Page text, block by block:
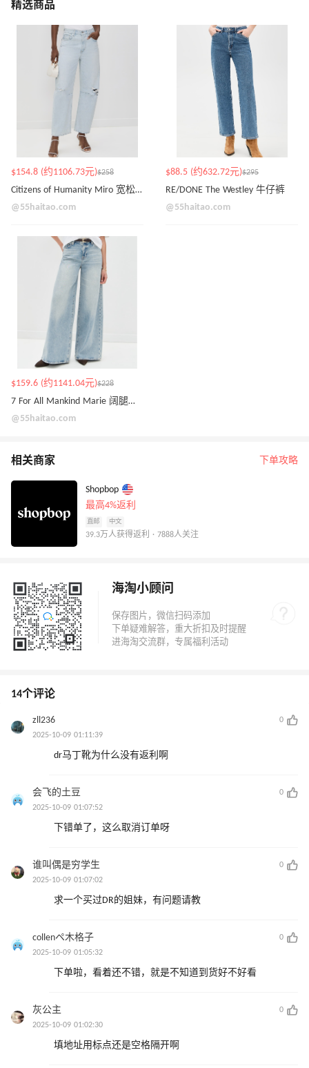
精选商品
$154.8 (约1106.73元)$258
Citizens of Humanity Miro 宽松牛仔裤
@55haitao.com
$88.5 (约632.72元)$295
RE/DONE The Westley 牛仔裤
@55haitao.com
$159.6 (约1141.04元)$228
7 For All Mankind Marie 阔腿牛仔裤
@55haitao.com
相关商家 下单攻略
Shopbop
最高4%返利
直邮 中文
39.3万人获得返利 · 7888人关注
海淘小顾问
14个评论
zll236
0
2025-10-09 01:11:39
dr马丁靴为什么没有返利啊
会飞的土豆
0
2025-10-09 01:07:52
下错单了，这么取消订单呀
谁叫偶是穷学生
0
2025-10-09 01:07:02
求一个买过DR的姐妹，有问题请教
collenペ木格子
0
2025-10-09 01:05:32
下单啦，看着还不错，就是不知道到货好不好看
灰公主
0
2025-10-09 01:02:30
填地址用标点还是空格隔开啊